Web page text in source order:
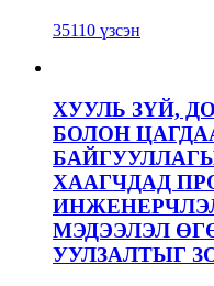
35110 үзсэн
ХУУЛЬ ЗҮЙ,
БОЛОН
ХААГЧДАД
МЭДЭЭЛЭЛ
УУЛЗАЛТЫГ